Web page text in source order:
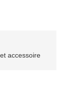
accessoire